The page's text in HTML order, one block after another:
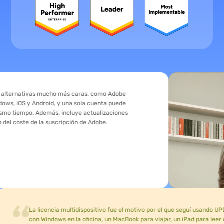
mucho más caras, como Adobe
y una sola cuenta puede
Además, incluye actualizaciones
la suscripción de Adobe.
licencia multidispositivo fue el motivo por el que seguí usando UPDF
Windows en la oficina, un MacBook para viajar, un iPad para leer